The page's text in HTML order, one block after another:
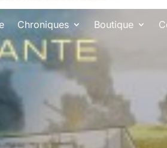
Chroniques Boutique